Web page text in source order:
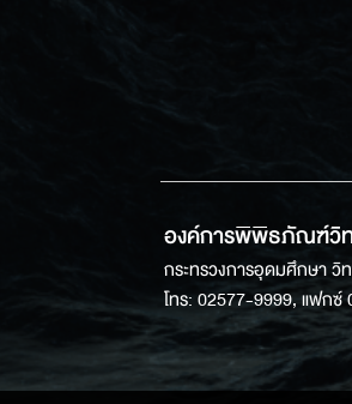
องค์การพิพิธภัณฑ์วิ
กระทรวงการอุดมศึกษา
โทร: 02577-9999, แฟกซ์